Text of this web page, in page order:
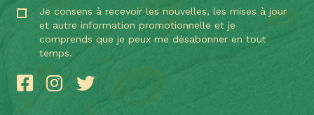
Je consens à recevoir les nouvelles, les mises à jour
et autre information promotionnelle et je
comprends que je peux me désabonner en tout
temps.